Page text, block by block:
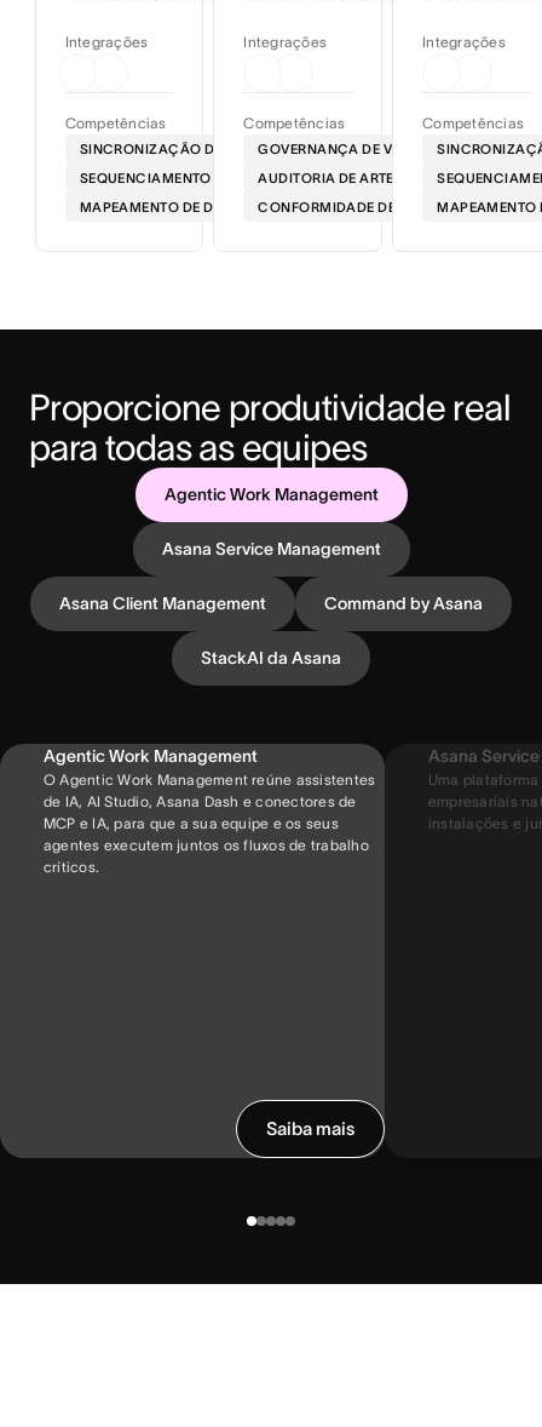
Competências
SINCRONIZAÇÃO DE ROTEIRO
SEQUENCIAMENTO DE LANÇAMENTOS NO MERCADO
MAPEAMENTO DE DEPENDÊNCIAS
Integrações
Competências
GOVERNANÇA DE VOZ
AUDITORIA DE ARTEFATOS
CONFORMIDADE DE MENSAGENS
Integrações
Competências
MAPEAMENTO
Integrações
Proporcione produtividade real
para todas as equipes
Agentic Work Management
Asana Service Management
Asana Client Management Command by Asana
StackAI da Asana
Agentic Work Management
O Agentic Work Management reúne assistentes
de IA, AI Studio, Asana Dash e conectores de
MCP e IA, para que a sua equipe e os seus
agentes executem juntos os fluxos de trabalho
críticos.
Saiba mais
Asana
Uma
empresariais
instalações e